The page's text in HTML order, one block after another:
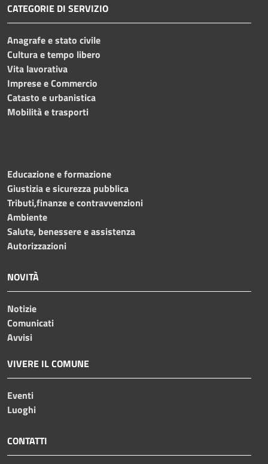
CATEGORIE DI SERVIZIO
Anagrafe e stato civile
Cultura e tempo libero
Vita lavorativa
Imprese e Commercio
Catasto e urbanistica
Mobilità e trasporti
Educazione e formazione
Giustizia e sicurezza pubblica
Tributi,finanze e contravvenzioni
Ambiente
Salute, benessere e assistenza
Autorizzazioni
NOVITÀ
Notizie
Comunicati
Avvisi
VIVERE IL COMUNE
Eventi
Luoghi
CONTATTI